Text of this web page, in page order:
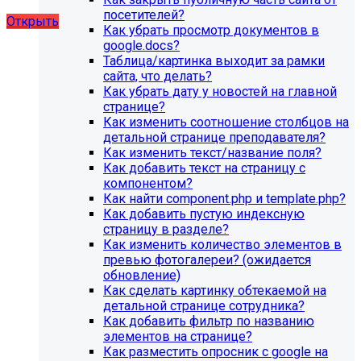
художественной школы, SIMAI: Сайт школы
Открыть
посетителей?
Как убрать просмотр документов в
google.docs?
Таблица/картинка выходит за рамки
сайта, что делать?
Как убрать дату у новостей на главной
странице?
Как изменить соотношение столбцов на
детальной странице преподавателя?
Как изменить текст/название поля?
Как добавить текст на страницу с
компонентом?
Как найти component.php и template.php?
Как добавить пустую индексную
страницу в разделе?
Как изменить количество элементов в
превью фотогалереи? (ожидается
обновление)
Как сделать картинку обтекаемой на
детальной странице сотрудника?
Как добавить фильтр по названию
элементов на странице?
Как разместить опросник с google на